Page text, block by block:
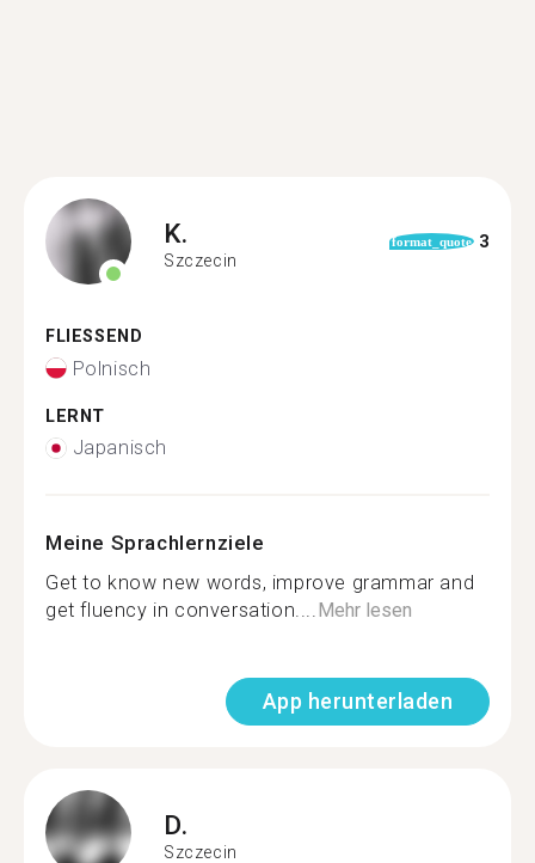
K.
Szczecin
format_quote 3
FLIESSEND
Polnisch
LERNT
Japanisch
Meine Sprachlernziele
Get to know new words, improve grammar and
get fluency in conversation....Mehr lesen
App herunterladen
D.
Szczecin